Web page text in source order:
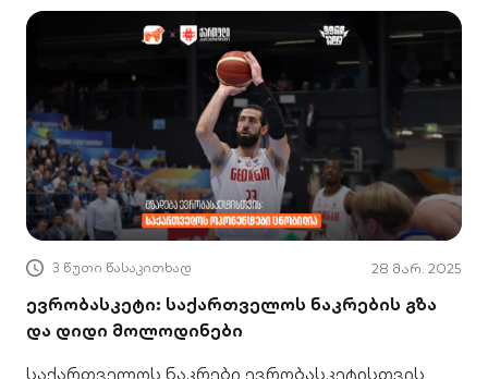
3 წუთი წასაკითხად 28 მარ. 2025
ევრობასკეტი: საქართველოს ნაკრების გზა
და დიდი მოლოდინები
საქართველოს ნაკრები ევრობასკეტისთვის